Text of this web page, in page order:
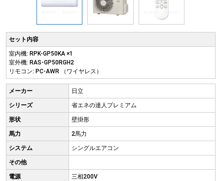
セット内容
室内機: RPK-GP50KA ×1
室外機: RAS-GP50RGH2
リモコン: PC-AWR （ワイヤレス）
メーカー 日立
シリーズ 省エネの達人プレミアム
形状 壁掛形
馬力 2馬力
システム シングルエアコン
その他
電源 三相200V